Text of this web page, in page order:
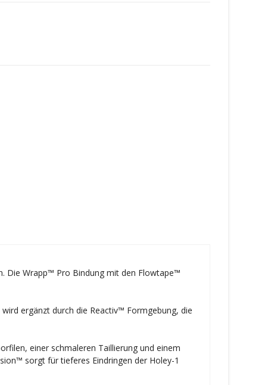
Die Wrapp™ Pro Bindung mit den Flowtape™
ergänzt durch die Reactiv™ Formgebung, die
einer schmaleren Taillierung und einem
sorgt für tieferes Eindringen der Holey-1